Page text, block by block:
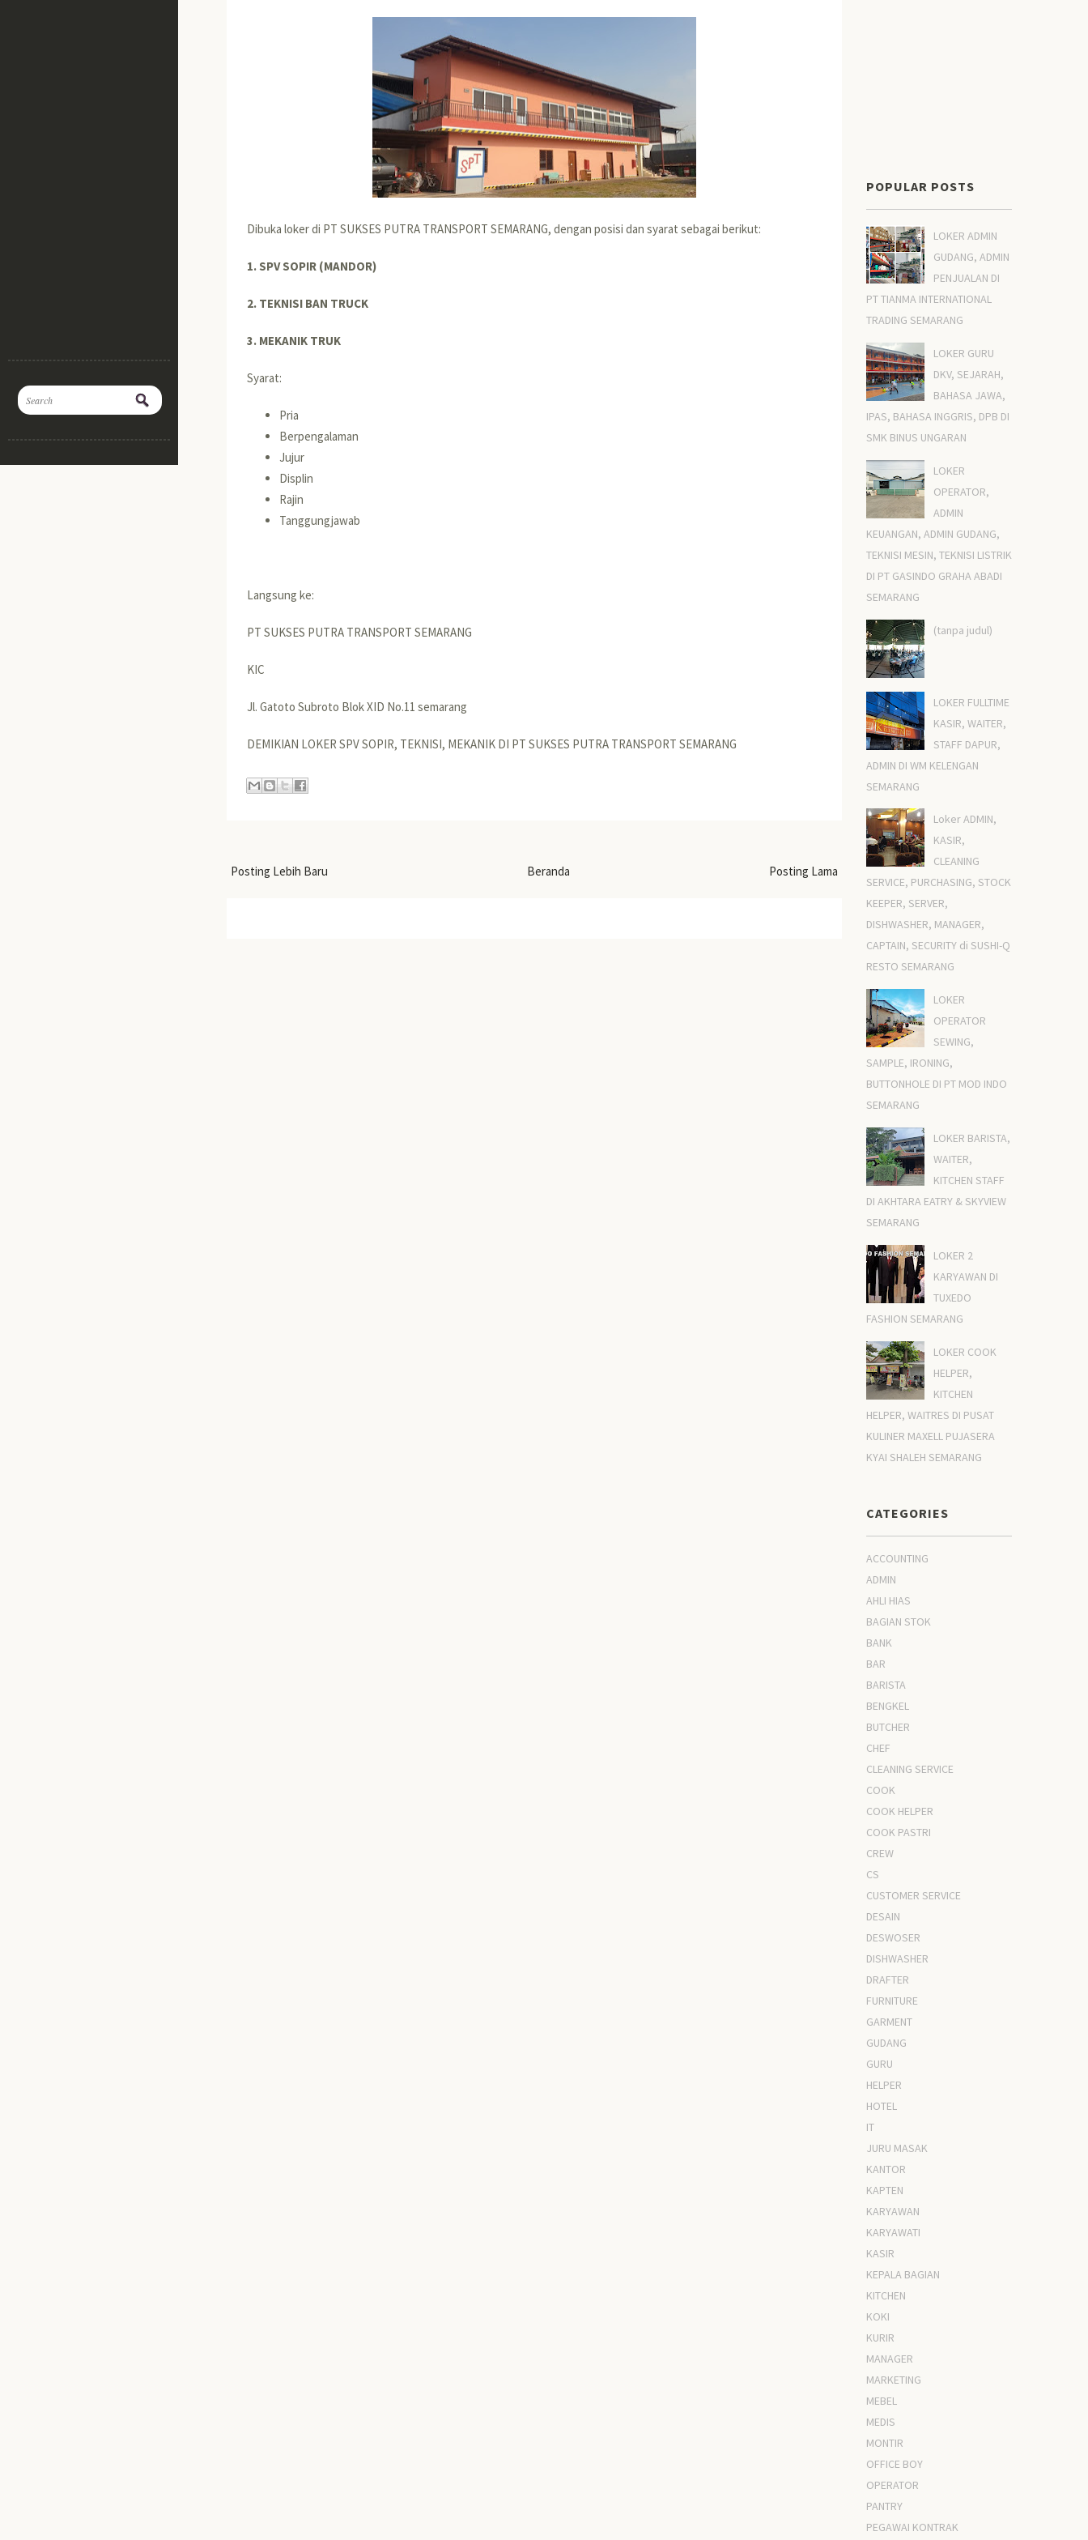
Dibuka loker di PT SUKSES PUTRA TRANSPORT SEMARANG, dengan posisi dan syarat sebagai berikut:
1. SPV SOPIR (MANDOR)
2. TEKNISI BAN TRUCK
3. MEKANIK TRUK
Syarat:
Pria
Berpengalaman
Jujur
Displin
Rajin
Tanggungjawab
Langsung ke:
PT SUKSES PUTRA TRANSPORT SEMARANG
KIC
Jl. Gatoto Subroto Blok XID No.11 semarang
DEMIKIAN LOKER SPV SOPIR, TEKNISI, MEKANIK DI PT SUKSES PUTRA TRANSPORT SEMARANG
Posting Lebih Baru Posting Lama
Beranda
POPULAR POSTS
LOKER ADMIN
GUDANG, ADMIN
PENJUALAN DI
PT TIANMA INTERNATIONAL
TRADING SEMARANG
LOKER GURU
DKV, SEJARAH,
BAHASA JAWA,
IPAS, BAHASA INGGRIS, DPB DI
SMK BINUS UNGARAN
LOKER
OPERATOR,
ADMIN
KEUANGAN, ADMIN GUDANG,
TEKNISI MESIN, TEKNISI LISTRIK
DI PT GASINDO GRAHA ABADI
SEMARANG
(tanpa judul)
LOKER FULLTIME
KASIR, WAITER,
STAFF DAPUR,
ADMIN DI WM KELENGAN
SEMARANG
Loker ADMIN,
KASIR,
CLEANING
SERVICE, PURCHASING, STOCK
KEEPER, SERVER,
DISHWASHER, MANAGER,
CAPTAIN, SECURITY di SUSHI-Q
RESTO SEMARANG
LOKER
OPERATOR
SEWING,
SAMPLE, IRONING,
BUTTONHOLE DI PT MOD INDO
SEMARANG
LOKER BARISTA,
WAITER,
KITCHEN STAFF
DI AKHTARA EATRY & SKYVIEW
SEMARANG
LOKER 2
KARYAWAN DI
TUXEDO
FASHION SEMARANG
LOKER COOK
HELPER,
KITCHEN
HELPER, WAITRES DI PUSAT
KULINER MAXELL PUJASERA
KYAI SHALEH SEMARANG
CATEGORIES
ACCOUNTING
ADMIN
AHLI HIAS
BAGIAN STOK
BANK
BAR
BARISTA
BENGKEL
BUTCHER
CHEF
CLEANING SERVICE
COOK
COOK HELPER
COOK PASTRI
CREW
CS
CUSTOMER SERVICE
DESAIN
DESWOSER
DISHWASHER
DRAFTER
FURNITURE
GARMENT
GUDANG
GURU
HELPER
HOTEL
IT
JURU MASAK
KANTOR
KAPTEN
KARYAWAN
KARYAWATI
KASIR
KEPALA BAGIAN
KITCHEN
KOKI
KURIR
MANAGER
MARKETING
MEBEL
MEDIS
MONTIR
OFFICE BOY
OPERATOR
PANTRY
PEGAWAI KONTRAK